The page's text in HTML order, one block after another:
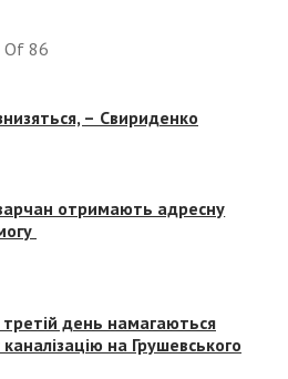
Of 86
– Свириденко
отримають адресну
день намагаються
на Грушевського